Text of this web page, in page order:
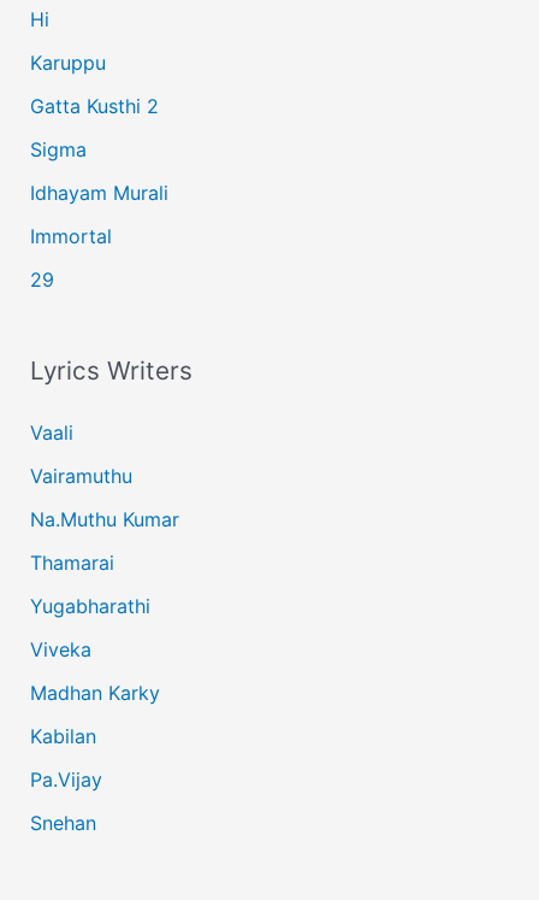
:Hi
Karuppu
Gatta Kusthi 2
Sigma
Idhayam Murali
Immortal
29
Lyrics Writers
Vaali
Vairamuthu
Na.Muthu Kumar
Thamarai
Yugabharathi
Viveka
Madhan Karky
Kabilan
Pa.Vijay
Snehan